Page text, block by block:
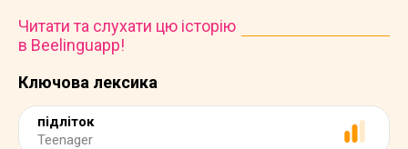
Ключова лексика
підліток
Teenager
Читати та слухати цю історію
в Beelinguapp!